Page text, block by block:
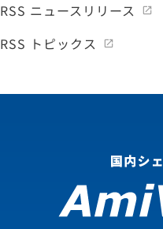
RSS ニュースリリース
RSS トピックス